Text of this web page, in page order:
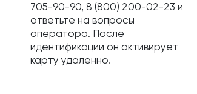
705-90-90, 8 (800) 200-02-23 и
ответьте на вопросы
оператора. После
идентификации он активирует
карту удаленно.